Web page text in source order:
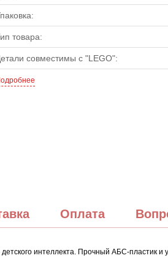
товара:
совместимы с "LEGO":
Оплата
интеллекта. Прочный АБС-пластик